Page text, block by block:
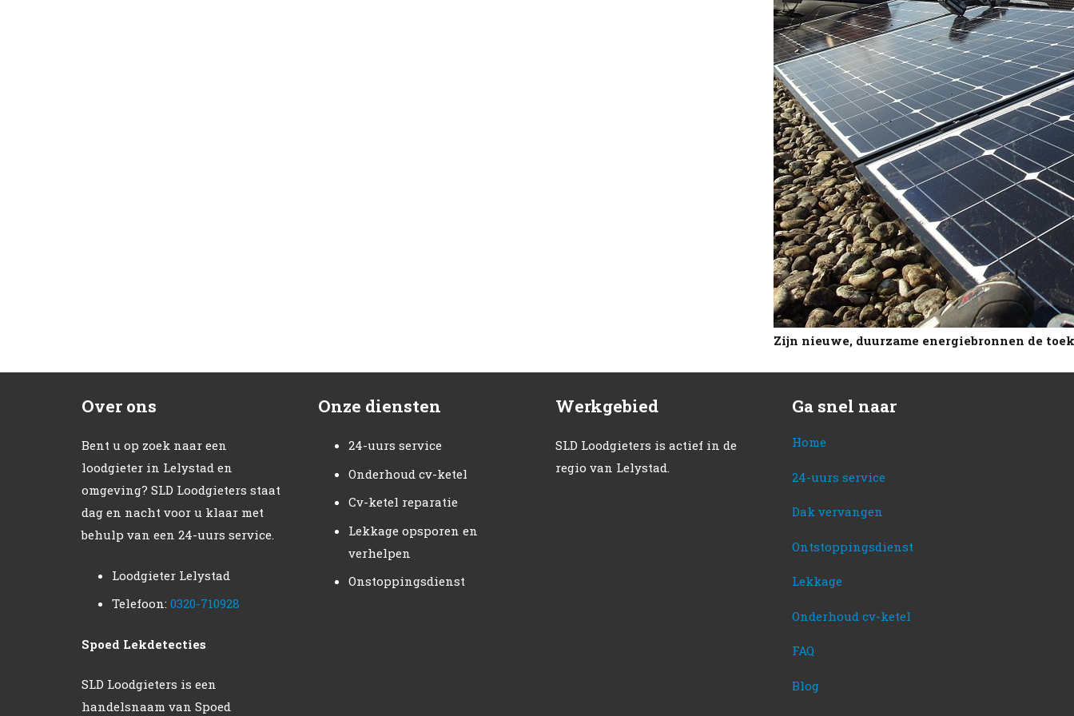
Zijn nieuwe, duurzame energiebronnen de
Over ons
Bent u op zoek naar een
loodgieter in Lelystad en
omgeving? SLD Loodgieters staat
dag en nacht voor u klaar met
behulp van een 24-uurs service.
Loodgieter Lelystad
Telefoon: 0320-710928
Spoed Lekdetecties
SLD Loodgieters is een
handelsnaam van Spoed
Onze diensten
24-uurs service
Onderhoud cv-ketel
Cv-ketel reparatie
Lekkage opsporen en
verhelpen
Onstoppingsdienst
Werkgebied
SLD Loodgieters is actief in de
regio van Lelystad.
Ga snel naar
Home
24-uurs service
Dak vervangen
Ontstoppingsdienst
Lekkage
Onderhoud cv-ketel
FAQ
Blog